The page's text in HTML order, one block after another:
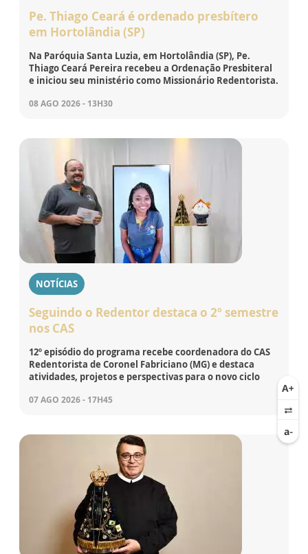
Pe. Thiago Ceará é ordenado presbítero
em Hortolândia (SP)
Na Paróquia Santa Luzia, em Hortolândia (SP), Pe.
Thiago Ceará Pereira recebeu a Ordenação Presbiteral
e iniciou seu ministério como Missionário Redentorista.
08 AGO 2026 - 13H30
NOTÍCIAS
Seguindo o Redentor destaca o 2º semestre
nos CAS
12º episódio do programa recebe coordenadora do CAS
Redentorista de Coronel Fabriciano (MG) e destaca
atividades, projetos e perspectivas para o novo ciclo
07 AGO 2026 - 17H45